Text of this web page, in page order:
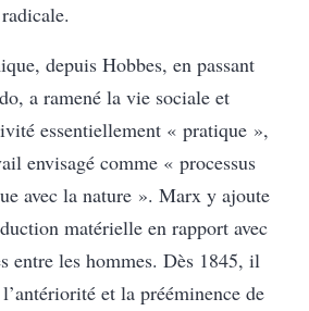
depuis Hobbes, en passant
a ramené la vie sociale et
essentiellement « pratique »,
envisagé comme « processus
avec la nature ». Marx y ajoute
matérielle en rapport avec
entre les hommes. Dès 1845, il
et la prééminence de